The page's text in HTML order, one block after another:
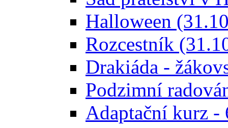
Halloween
Rozcestník
Drakiáda -
Podzimní
Adaptační kurz -